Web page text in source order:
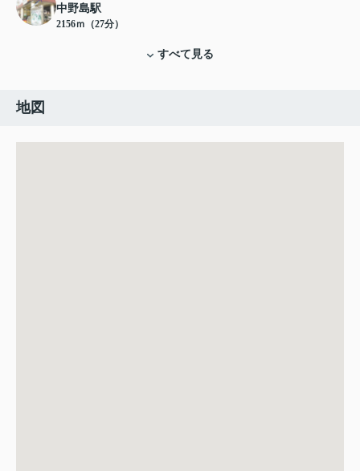
中野島駅
2156ｍ（27分）
すべて見る
地図